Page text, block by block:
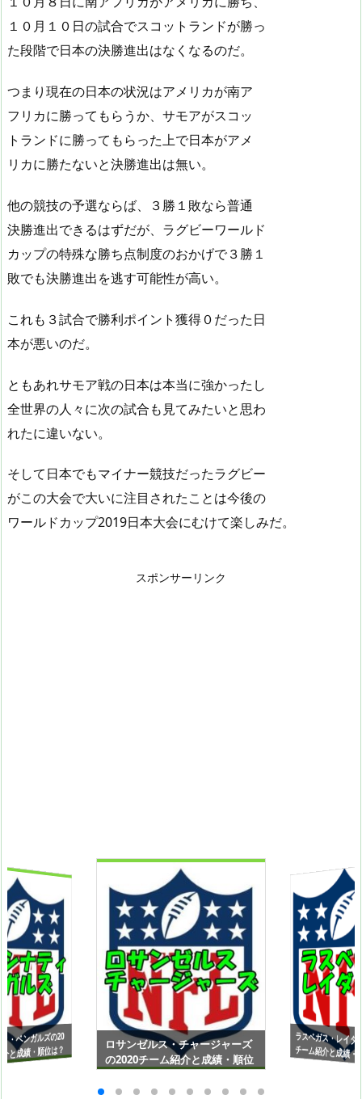
１０月１０日の試合でスコットランドが勝っ
た段階で日本の決勝進出はなくなるのだ。
つまり現在の日本の状況はアメリカが南ア
フリカに勝ってもらうか、サモアがスコッ
トランドに勝ってもらった上で日本がアメ
リカに勝たないと決勝進出は無い。
他の競技の予選ならば、３勝１敗なら普通
決勝進出できるはずだが、ラグビーワールド
カップの特殊な勝ち点制度のおかげで３勝１
敗でも決勝進出を逃す可能性が高い。
これも３試合で勝利ポイント獲得０だった日
本が悪いのだ。
ともあれサモア戦の日本は本当に強かったし
全世界の人々に次の試合も見てみたいと思わ
れたに違いない。
そして日本でもマイナー競技だったラグビー
がこの大会で大いに注目されたことは今後の
ワールドカップ2019日本大会にむけて楽しみだ。
スポンサーリンク
・ベンガルズの20
と成績・順位は？
ンフットボー
ロサンゼルス・チャージャーズ
の2020チーム紹介と成績・順位
は？NFL（アメリカンフットボ
ール）【AFC西地区】
ラスベガス・レイ
チーム紹介と成績
L（アメリカンフ